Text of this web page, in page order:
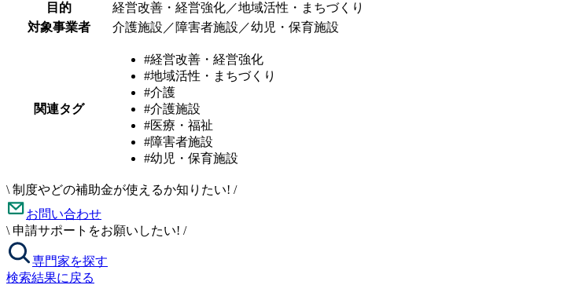
目的
経営改善・経営強化／地域活性・まちづくり
対象事業者
介護施設／障害者施設／幼児・保育施設
関連タグ
#経営改善・経営強化
#地域活性・まちづくり
#介護
#介護施設
#医療・福祉
#障害者施設
#幼児・保育施設
\ 制度やどの補助金が使えるか知りたい! /
お問い合わせ
\ 申請サポートをお願いしたい! /
専門家を探す
検索結果に戻る